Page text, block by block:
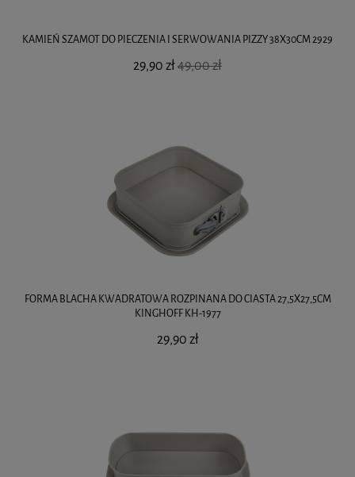
KAMIEŃ SZAMOT DO PIECZENIA I SERWOWANIA PIZZY 38X30CM 2929
29,90 zł49,00 zł
FORMA BLACHA KWADRATOWA ROZPINANA DO CIASTA 27,5X27,5CM
KINGHOFF KH-1977
29,90 zł